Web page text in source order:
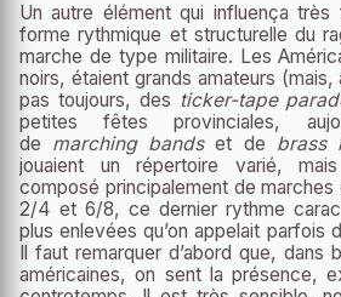
Un autre élément qui influença
forme rythmique et structurelle du
marche de type militaire. Les
noirs, étaient grands amateurs
pas toujours, des ticker-tape
petites fêtes provinciales,
de marching bandset de brass
jouaient un répertoire varié, mais
composé principalement de
2/4 et 6/8, ce dernier rythme
plus enlevées qu’on appelait parfois
Il faut remarquer d’abord que, dans
américaines, on sent la présence,